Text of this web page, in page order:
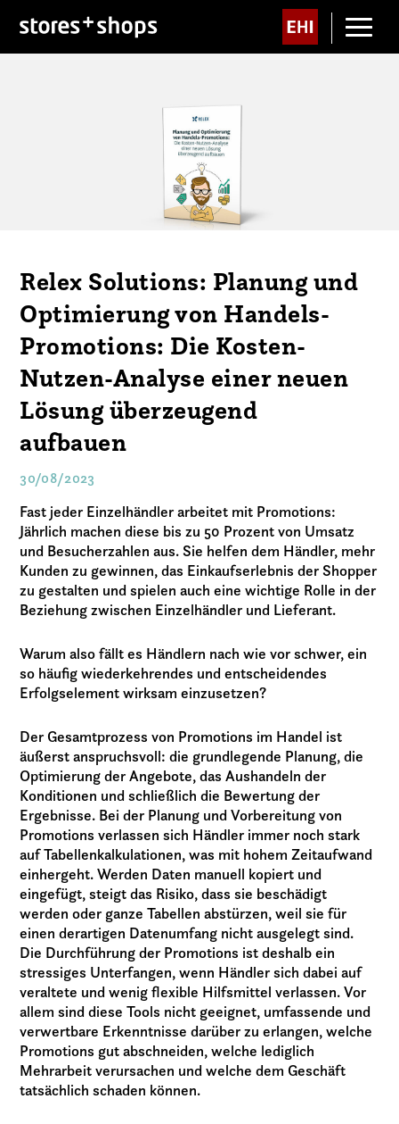
Relex Solutions: Planung und
Optimierung von Handels-
Promotions: Die Kosten-
Nutzen-Analyse einer neuen
Lösung überzeugend
aufbauen
30/08/2023
Fast jeder Einzelhändler arbeitet mit Promotions:
Jährlich machen diese bis zu 50 Prozent von Umsatz
und Besucherzahlen aus. Sie helfen dem Händler, mehr
Kunden zu gewinnen, das Einkaufserlebnis der Shopper
zu gestalten und spielen auch eine wichtige Rolle in der
Beziehung zwischen Einzelhändler und Lieferant.
Warum also fällt es Händlern nach wie vor schwer, ein
so häufig wiederkehrendes und entscheidendes
Erfolgselement wirksam einzusetzen?
Der Gesamtprozess von Promotions im Handel ist
äußerst anspruchsvoll: die grundlegende Planung, die
Optimierung der Angebote, das Aushandeln der
Konditionen und schließlich die Bewertung der
Ergebnisse. Bei der Planung und Vorbereitung von
Promotions verlassen sich Händler immer noch stark
auf Tabellenkalkulationen, was mit hohem Zeitaufwand
einhergeht. Werden Daten manuell kopiert und
eingefügt, steigt das Risiko, dass sie beschädigt
werden oder ganze Tabellen abstürzen, weil sie für
einen derartigen Datenumfang nicht ausgelegt sind.
Die Durchführung der Promotions ist deshalb ein
stressiges Unterfangen, wenn Händler sich dabei auf
veraltete und wenig flexible Hilfsmittel verlassen. Vor
allem sind diese Tools nicht geeignet, umfassende und
verwertbare Erkenntnisse darüber zu erlangen, welche
Promotions gut abschneiden, welche lediglich
Mehrarbeit verursachen und welche dem Geschäft
tatsächlich schaden können.